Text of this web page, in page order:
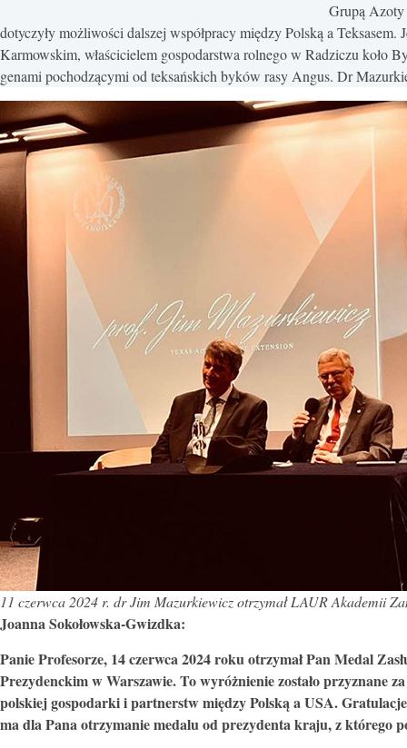
Grupą
dotyczyły możliwości dalszej współpracy między Polską a
Karmowskim, właścicielem gospodarstwa rolnego w Radziczu koło
genami pochodzącymi od teksańskich byków rasy Angus. Dr
11 czerwca 2024 r. dr Jim Mazurkiewicz otrzymał LAUR Akademii
Joanna Sokołowska-Gwizdka:
Panie Profesorze, 14 czerwca 2024 roku otrzymał Pan Medal
Prezydenckim w Warszawie. To wyróżnienie zostało przyznane
polskiej gospodarki i partnerstw między Polską a USA.
ma dla Pana otrzymanie medalu od prezydenta kraju, z którego